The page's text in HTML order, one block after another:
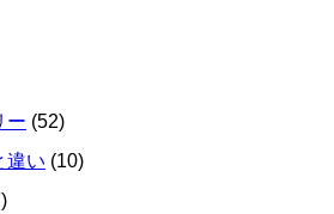
ー (52)
違い (10)